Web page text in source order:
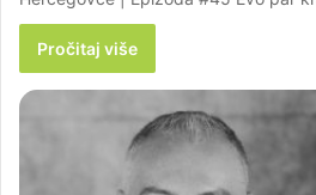
Pročitaj više